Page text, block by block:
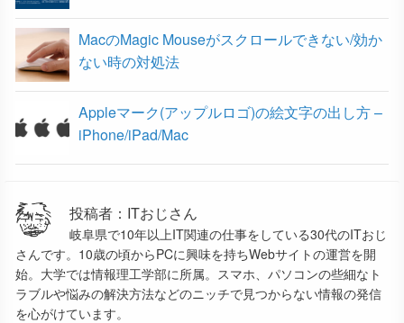
MacのMagic Mouseがスクロールできない/効か
ない時の対処法
Appleマーク(アップルロゴ)の絵文字の出し方 –
iPhone/iPad/Mac
投稿者：ITおじさん
岐阜県で10年以上IT関連の仕事をしている30代のITおじ
さんです。10歳の頃からPCに興味を持ちWebサイトの運営を開
始。大学では情報理工学部に所属。スマホ、パソコンの些細なト
ラブルや悩みの解決方法などのニッチで見つからない情報の発信
を心がけています。